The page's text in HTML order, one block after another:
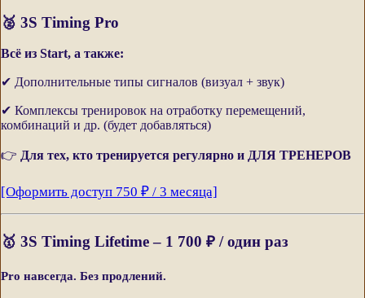
🥈 3S Timing Pro
Всё из Start, а также:
✔ Дополнительные типы сигналов (визуал + звук)
✔ Комплексы тренировок на отработку перемещений,
комбинаций и др. (будет добавляться)
👉 Для тех, кто тренируется регулярно и ДЛЯ ТРЕНЕРОВ
[Оформить доступ 750 ₽ / 3 месяца]
🥇 3S Timing Lifetime – 1 700 ₽ / один раз
Pro навсегда. Без продлений.